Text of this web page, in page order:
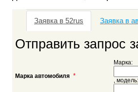
Заявка в 52rus Заявка в
Отправить запрос
Марка автомобиля *
Марка:
, модель: